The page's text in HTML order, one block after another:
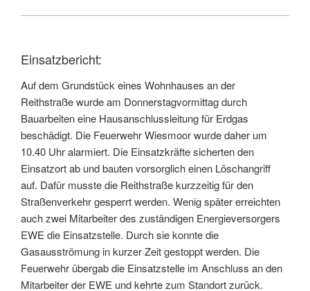
Einsatzbericht:
Auf dem Grundstück eines Wohnhauses an der
Reithstraße wurde am Donnerstagvormittag durch
Bauarbeiten eine Hausanschlussleitung für Erdgas
beschädigt. Die Feuerwehr Wiesmoor wurde daher um
10.40 Uhr alarmiert. Die Einsatzkräfte sicherten den
Einsatzort ab und bauten vorsorglich einen Löschangriff
auf. Dafür musste die Reithstraße kurzzeitig für den
Straßenverkehr gesperrt werden. Wenig später erreichten
auch zwei Mitarbeiter des zuständigen Energieversorgers
EWE die Einsatzstelle. Durch sie konnte die
Gasausströmung in kurzer Zeit gestoppt werden. Die
Feuerwehr übergab die Einsatzstelle im Anschluss an den
Mitarbeiter der EWE und kehrte zum Standort zurück.